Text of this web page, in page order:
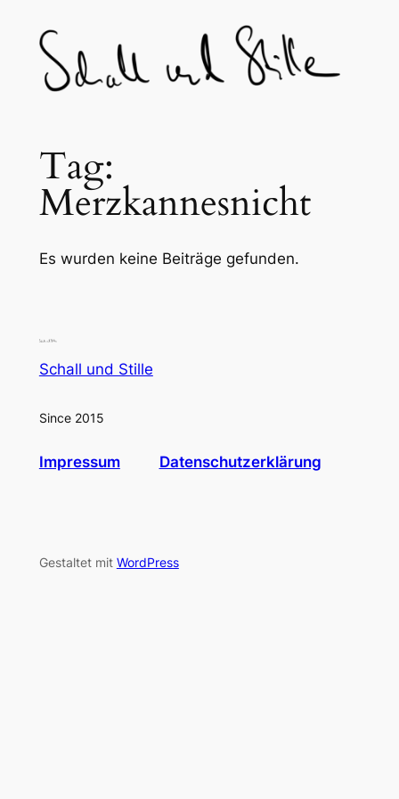
content
Tag:
Merzkannesnicht
Es wurden keine Beiträge gefunden.
Schall und Stille
Since 2015
Impressum Datenschutzerklärung
Gestaltet mit WordPress